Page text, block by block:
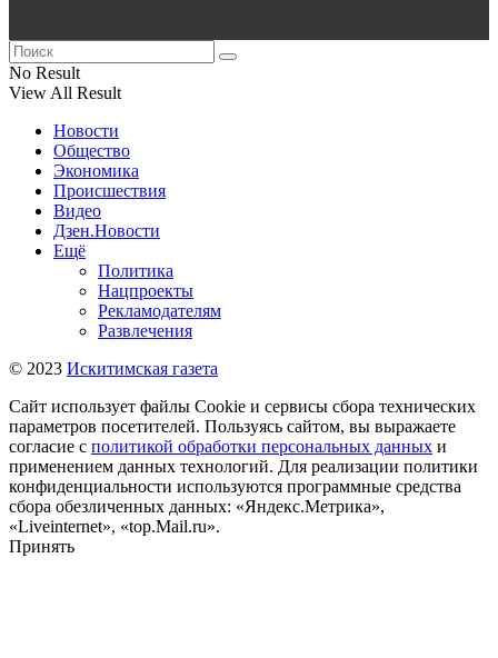
No Result
View All Result
Новости
Общество
Экономика
Происшествия
Видео
Дзен.Новости
Ещё
Политика
Нацпроекты
Рекламодателям
Развлечения
© 2023 Искитимская газета
Сайт использует файлы Cookie и сервисы сбора технических
параметров посетителей. Пользуясь сайтом, вы выражаете
согласие с политикой обработки персональных данных и
применением данных технологий. Для реализации политики
конфиденциальности используются программные средства
сбора обезличенных данных: «Яндекс.Метрика»,
«Liveinternet», «top.Mail.ru».
Принять